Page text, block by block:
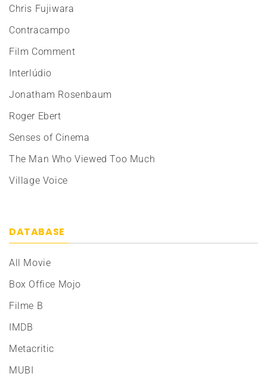
Chris Fujiwara
Contracampo
Film Comment
Interlúdio
Jonatham Rosenbaum
Roger Ebert
Senses of Cinema
The Man Who Viewed Too Much
Village Voice
DATABASE
All Movie
Box Office Mojo
Filme B
IMDB
Metacritic
MUBI